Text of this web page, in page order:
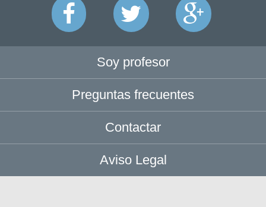
Soy profesor
Preguntas frecuentes
Contactar
Aviso Legal